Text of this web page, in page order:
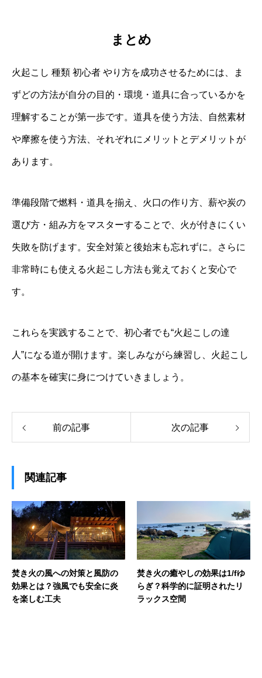
まとめ
火起こし 種類 初心者 やり方を成功させるためには、ま
ずどの方法が自分の目的・環境・道具に合っているかを
理解することが第一歩です。道具を使う方法、自然素材
や摩擦を使う方法、それぞれにメリットとデメリットが
あります。
準備段階で燃料・道具を揃え、火口の作り方、薪や炭の
選び方・組み方をマスターすることで、火が付きにくい
失敗を防げます。安全対策と後始末も忘れずに。さらに
非常時にも使える火起こし方法も覚えておくと安心で
す。
これらを実践することで、初心者でも“火起こしの達
人”になる道が開けます。楽しみながら練習し、火起こし
の基本を確実に身につけていきましょう。
前の記事 次の記事
関連記事
焚き火の風への対策と風防の
効果とは？強風でも安全に炎
を楽しむ工夫
焚き火の癒やしの効果は1/fゆ
らぎ？科学的に証明されたリ
ラックス空間